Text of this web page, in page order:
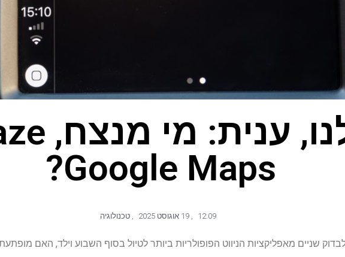
Google Maps?
12:09
,
, טכנולוגיה
שניים מאפליקציות הניווט הפופולריות ביותר לטיול בסוף השבוע וילד, האם